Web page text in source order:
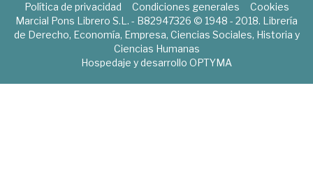
Política de privacidad Condiciones generales
Cookies
Marcial Pons Librero S.L. - B82947326 © 1948 - 2018. Librería
de Derecho, Economía, Empresa, Ciencias Sociales, Historia y
Ciencias Humanas
Hospedaje y desarrollo OPTYMA